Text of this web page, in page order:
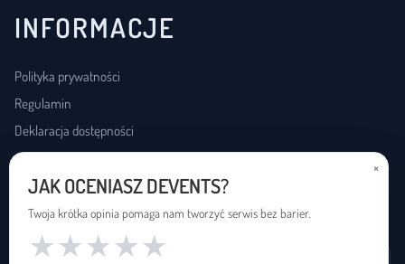
INFORMACJE
Polityka prywatności
Regulamin
Deklaracja dostępności
USŁUGI DOSTĘPNOŚCI
×
JAK OCENIASZ DEVENTS?
Twoja krótka opinia pomaga nam tworzyć serwis bez barier.
★
★
★
★
★